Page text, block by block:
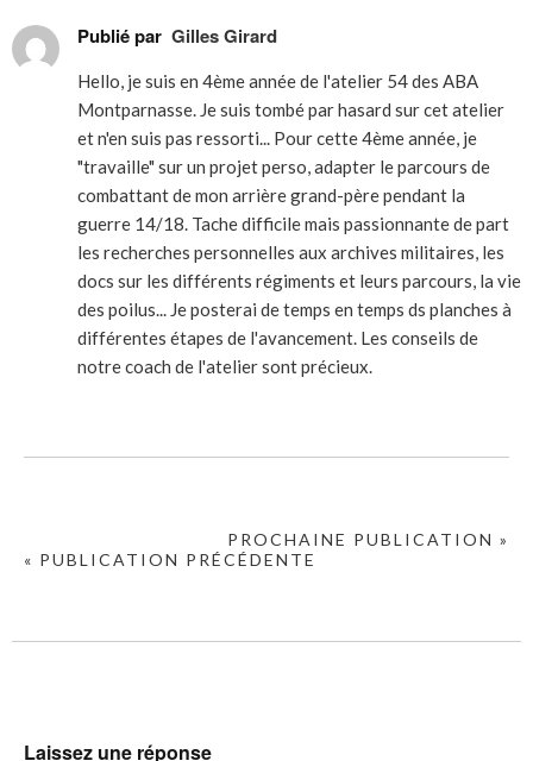
Publié par Gilles Girard
Hello, je suis en 4ème année de l'atelier 54 des ABA
Montparnasse. Je suis tombé par hasard sur cet atelier
et n'en suis pas ressorti... Pour cette 4ème année, je
"travaille" sur un projet perso, adapter le parcours de
combattant de mon arrière grand-père pendant la
guerre 14/18. Tache difficile mais passionnante de part
les recherches personnelles aux archives militaires, les
docs sur les différents régiments et leurs parcours, la vie
des poilus... Je posterai de temps en temps ds planches à
différentes étapes de l'avancement. Les conseils de
notre coach de l'atelier sont précieux.
PROCHAINE PUBLICATION »
« PUBLICATION PRÉCÉDENTE
Laissez une réponse